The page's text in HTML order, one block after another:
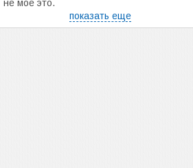
не мое это.
показать еще